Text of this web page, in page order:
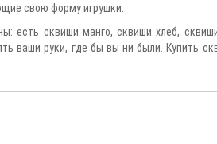
свою форму игрушки.
есть сквиши манго, сквиши хлеб,
ваши руки, где бы вы ни были. Купить